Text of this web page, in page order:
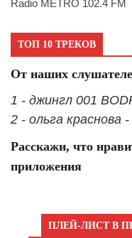
Radio METRO 102.4 FM
ТОП 10 ТРЕКОВ
От наших
1 - джингл 001
2 - ольга краснова
Расскажи, что
приложения
ПЛЕЙ-ЛИСТ В